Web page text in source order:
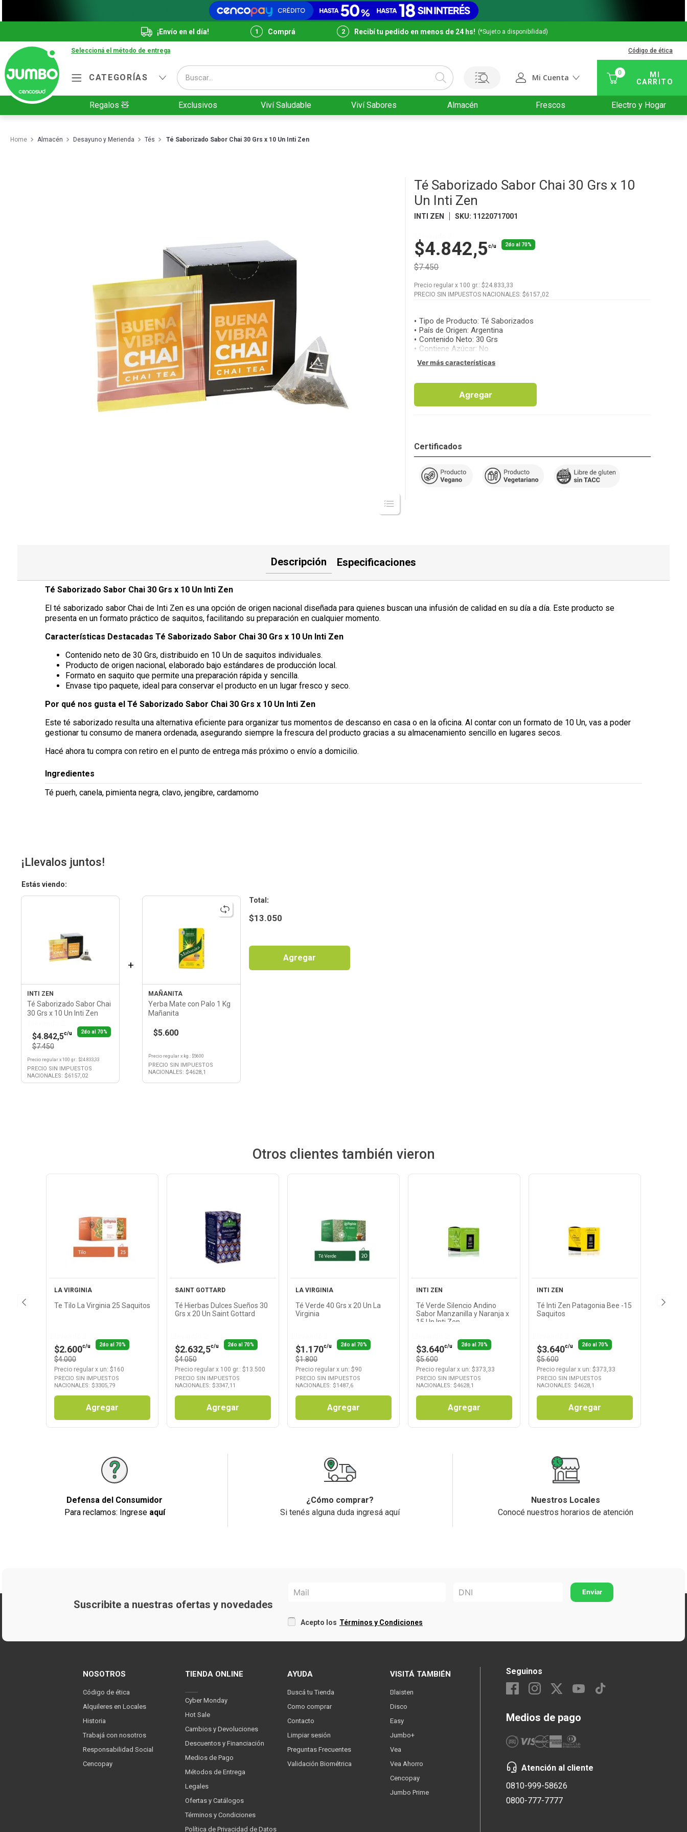
¡Envío en el día! Comprá Recibí tu pedido en menos de 24 hs! (*Sujeto a disponibilidad)
Seleccioná el método de entrega Código de ética
CATEGORÍAS
Buscar...
Mi Cuenta
0
Regalos 🧸 Exclusivos Viví Saludable Viví Sabores Almacén Frescos Electro y Hogar
Almacén Desayuno y Merienda Tés Té Saborizado Sabor Chai 30 Grs x 10 Un Inti Zen
Té Saborizado Sabor Chai 30 Grs x 10
Un Inti Zen
INTI ZEN SKU: 11220717001
$4.842,5c/u 2do al 70%
$7.450
Precio regular x 100 gr.: $24.833,33
PRECIO SIN IMPUESTOS NACIONALES: $6157,02
Tipo de Producto:Té Saborizados
País de Origen:Argentina
Contenido Neto:30 Grs
Contiene Azúcar: No
Ver más características
Agregar
Certificados
Descripción Especificaciones
Té Saborizado Sabor Chai 30 Grs x 10 Un Inti Zen
El té saborizado sabor Chai de Inti Zen es una opción de origen nacional diseñada para quienes buscan una infusión de calidad en su día a día. Este producto se
presenta en un formato práctico de saquitos, facilitando su preparación en cualquier momento.
Características Destacadas Té Saborizado Sabor Chai 30 Grs x 10 Un Inti Zen
Contenido neto de 30 Grs, distribuido en 10 Un de saquitos individuales.
Producto de origen nacional, elaborado bajo estándares de producción local.
Formato en saquito que permite una preparación rápida y sencilla.
Envase tipo paquete, ideal para conservar el producto en un lugar fresco y seco.
Por qué nos gusta el Té Saborizado Sabor Chai 30 Grs x 10 Un Inti Zen
Este té saborizado resulta una alternativa eficiente para organizar tus momentos de descanso en casa o en la oficina. Al contar con un formato de 10 Un, vas a poder
gestionar tu consumo de manera ordenada, asegurando siempre la frescura del producto gracias a su almacenamiento sencillo en lugares secos.
Hacé ahora tu compra con retiro en el punto de entrega más próximo o envío a domicilio.
Ingredientes
Té puerh, canela, pimienta negra, clavo, jengibre, cardamomo
¡Llevalos juntos!
Estás viendo:
INTI ZEN
Té Saborizado Sabor Chai
30 Grs x 10 Un Inti Zen
$4.842,5c/u 2do al 70%
$7.450
Precio regularx 100 gr.: $24.833,33
PRECIO SIN IMPUESTOS
NACIONALES: $6157,02
+
MAÑANITA
Yerba Mate con Palo 1 Kg
Mañanita
$5.600
Precio regularx kg.: $5600
PRECIO SIN IMPUESTOS
NACIONALES: $4628,1
:
$13.050
Agregar
Otros clientes también vieron
Ver
Producto
LA VIRGINIA
Te Tilo La Virginia 25 Saquitos
$2.600c/u 2do al 70%
$4.000
Precio regular x un: $160
PRECIO SIN IMPUESTOS
NACIONALES: $3305,79
Agregar
Ver
Producto
SAINT GOTTARD
Té Hierbas Dulces Sueños 30
Grs x 20 Un Saint Gottard
$2.632,5c/u 2do al 70%
$4.050
Precio regular x 100 gr.: $13.500
PRECIO SIN IMPUESTOS
NACIONALES: $3347,11
Agregar
Ver
Producto
LA VIRGINIA
Té Verde 40 Grs x 20 Un La
Virginia
$1.170c/u 2do al 70%
$1.800
Precio regular x un: $90
PRECIO SIN IMPUESTOS
NACIONALES: $1487,6
Agregar
Ver
Producto
INTI ZEN
Té Verde Silencio Andino
Sabor Manzanilla y Naranja x
15 Un Inti Zen
$3.640c/u 2do al 70%
$5.600
Precio regular x un: $373,33
PRECIO SIN IMPUESTOS
NACIONALES: $4628,1
Agregar
Ver
Producto
INTI ZEN
Té Inti Zen Patagonia Bee -15
Saquitos
$3.640c/u 2do al 70%
$5.600
Precio regular x un: $373,33
PRECIO SIN IMPUESTOS
NACIONALES: $4628,1
Agregar
Defensa del Consumidor
Para reclamos: Ingrese aquí
¿Cómo comprar?
Si tenés alguna duda ingresá aquí
Nuestros Locales
Conocé nuestros horarios de atención
Suscribite a nuestras ofertas y novedades
Acepto los Términos y Condiciones
NOSOTROS
Código de ética
Alquileres en Locales
Historia
Trabajá con nosotros
Responsabilidad Social
Cencopay
TIENDA ONLINE
Cyber Monday
Hot Sale
Cambios y Devoluciones
Descuentos y Financiación
Medios de Pago
Métodos de Entrega
Legales
Ofertas y Catálogos
Términos y Condiciones
Política de Privacidad de Datos
AYUDA
Buscá tu Tienda
Como comprar
Contacto
Limpiar sesión
Preguntas Frecuentes
Validación Biométrica
VISITÁ TAMBIÉN
Blaisten
Disco
Easy
Jumbo+
Vea
Vea Ahorro
Cencopay
Jumbo Prime
Seguinos
Medios de pago
Atención al cliente
0810-999-58626
0800-777-7777
Términos más buscados
2.
Cafe
Valijas
10. Carne